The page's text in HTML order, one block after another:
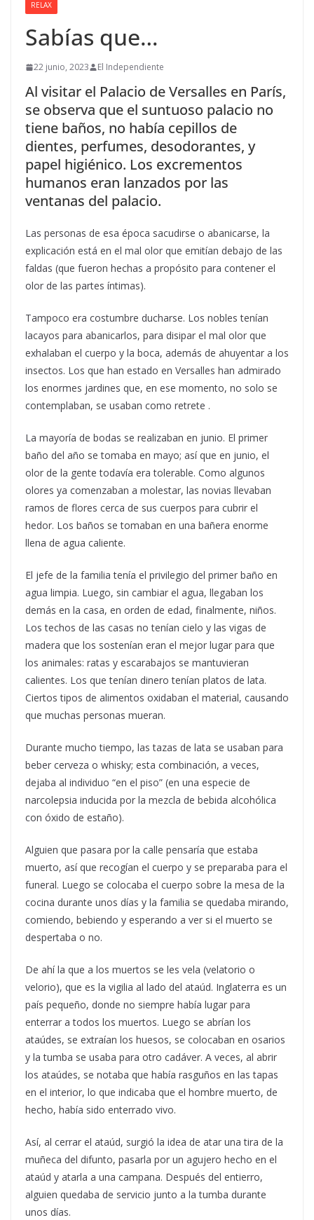
RELAX
Sabías que…
22 junio, 2023 El Independiente
Al visitar el Palacio de Versalles en París,
se observa que el suntuoso palacio no
tiene baños, no había cepillos de
dientes, perfumes, desodorantes, y
papel higiénico. Los excrementos
humanos eran lanzados por las
ventanas del palacio.
Las personas de esa época sacudirse o abanicarse, la
explicación está en el mal olor que emitían debajo de las
faldas (que fueron hechas a propósito para contener el
olor de las partes íntimas).
Tampoco era costumbre ducharse. Los nobles tenían
lacayos para abanicarlos, para disipar el mal olor que
exhalaban el cuerpo y la boca, además de ahuyentar a los
insectos. Los que han estado en Versalles han admirado
los enormes jardines que, en ese momento, no solo se
contemplaban, se usaban como retrete .
La mayoría de bodas se realizaban en junio. El primer
baño del año se tomaba en mayo; así que en junio, el
olor de la gente todavía era tolerable. Como algunos
olores ya comenzaban a molestar, las novias llevaban
ramos de flores cerca de sus cuerpos para cubrir el
hedor. Los baños se tomaban en una bañera enorme
llena de agua caliente.
El jefe de la familia tenía el privilegio del primer baño en
agua limpia. Luego, sin cambiar el agua, llegaban los
demás en la casa, en orden de edad, finalmente, niños.
Los techos de las casas no tenían cielo y las vigas de
madera que los sostenían eran el mejor lugar para que
los animales: ratas y escarabajos se mantuvieran
calientes. Los que tenían dinero tenían platos de lata.
Ciertos tipos de alimentos oxidaban el material, causando
que muchas personas mueran.
Durante mucho tiempo, las tazas de lata se usaban para
beber cerveza o whisky; esta combinación, a veces,
dejaba al individuo “en el piso” (en una especie de
narcolepsia inducida por la mezcla de bebida alcohólica
con óxido de estaño).
Alguien que pasara por la calle pensaría que estaba
muerto, así que recogían el cuerpo y se preparaba para el
funeral. Luego se colocaba el cuerpo sobre la mesa de la
cocina durante unos días y la familia se quedaba mirando,
comiendo, bebiendo y esperando a ver si el muerto se
despertaba o no.
De ahí la que a los muertos se les vela (velatorio o
velorio), que es la vigilia al lado del ataúd. Inglaterra es un
país pequeño, donde no siempre había lugar para
enterrar a todos los muertos. Luego se abrían los
ataúdes, se extraían los huesos, se colocaban en osarios
y la tumba se usaba para otro cadáver. A veces, al abrir
los ataúdes, se notaba que había rasguños en las tapas
en el interior, lo que indicaba que el hombre muerto, de
hecho, había sido enterrado vivo.
Así, al cerrar el ataúd, surgió la idea de atar una tira de la
muñeca del difunto, pasarla por un agujero hecho en el
ataúd y atarla a una campana. Después del entierro,
alguien quedaba de servicio junto a la tumba durante
unos días.